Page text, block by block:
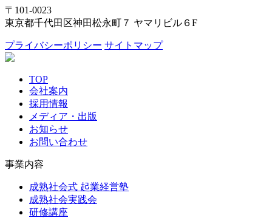
〒101-0023
東京都千代田区神田松永町７ ヤマリビル６F
プライバシーポリシー サイトマップ
TOP
会社案内
採用情報
メディア・出版
お知らせ
お問い合わせ
事業内容
成熟社会式 起業経営塾
成熟社会実践会
研修講座